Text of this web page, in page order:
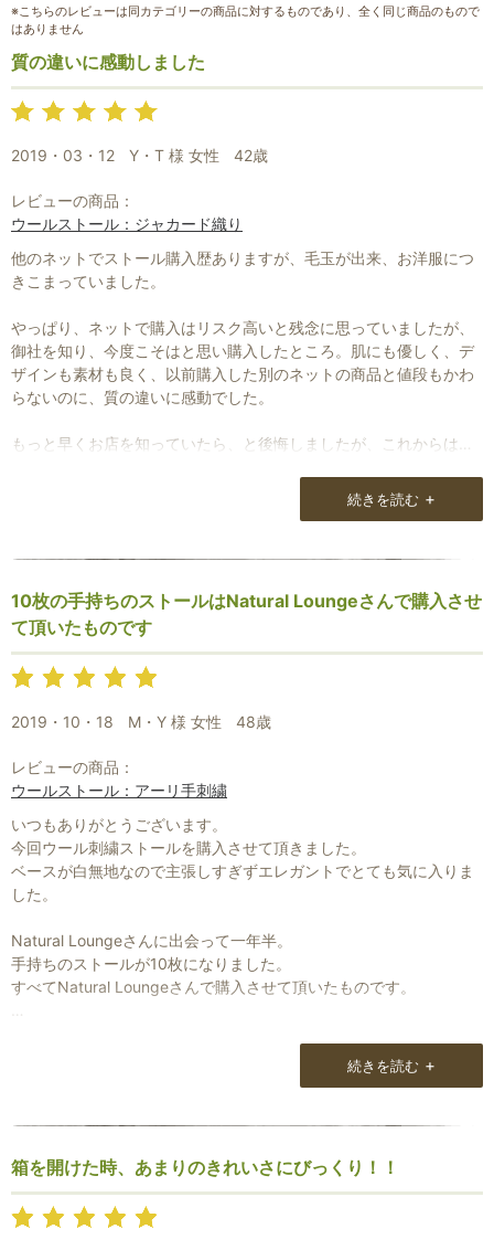
お買い物を続ける カートへ進む
※こちらのレビューは同カテゴリーの商品に対するものであり、全く同じ商品のもので
はありません
質の違いに感動しました
2019・03・12 Y・T 様 女性 42歳
レビューの商品：
ウールストール：ジャカード織り
他のネットでストール購入歴ありますが、毛玉が出来、お洋服につ
きこまっていました。
やっぱり、ネットで購入はリスク高いと残念に思っていましたが、
御社を知り、今度こそはと思い購入したところ。肌にも優しく、デ
ザインも素材も良く、以前購入した別のネットの商品と値段もかわ
らないのに、質の違いに感動でした。
もっと早くお店を知っていたら、と後悔しましたが、これからは安
続きを読む +
10枚の手持ちのストールはNatural Loungeさんで購入させ
て頂いたものです
2019・10・18 M・Y 様 女性 48歳
レビューの商品：
ウールストール：アーリ手刺繍
いつもありがとうございます。
今回ウール刺繍ストールを購入させて頂きました。
ベースが白無地なので主張しすぎずエレガントでとても気に入りま
した。
Natural Loungeさんに出会って一年半。
手持ちのストールが10枚になりました。
すべてNatural Loungeさんで購入させて頂いたものです。
何度も購入させて頂いている理由ですか？
もちろん素材の良さ、品数の多さ、丁寧な発送・・・
あげだしたらキリがないのですが、私は毎日のメルマガのような気
がします。
続きを読む +
箱を開けた時、あまりのきれいさにびっくり！！